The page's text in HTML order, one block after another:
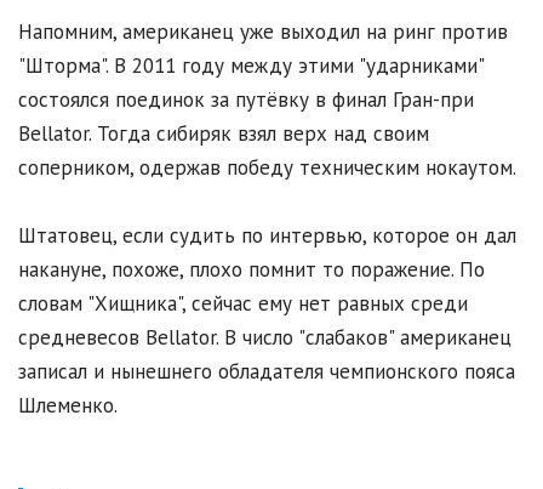
Напомним, американец уже выходил на ринг против
"Шторма". В 2011 году между этими "ударниками"
состоялся поединок за путёвку в финал Гран-при
Bellator. Тогда сибиряк взял верх над своим
соперником, одержав победу техническим нокаутом.
Штатовец, если судить по интервью, которое он дал
накануне, похоже, плохо помнит то поражение. По
словам "Хищника", сейчас ему нет равных среди
средневесов Bellator. В число "слабаков" американец
записал и нынешнего обладателя чемпионского пояса
Шлеменко.